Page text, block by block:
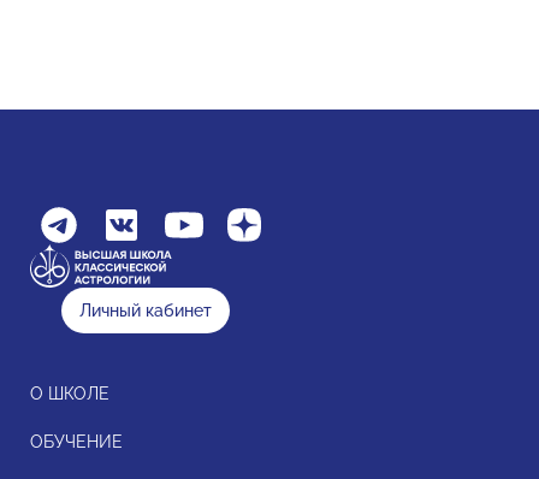
Личный кабинет
О ШКОЛЕ
ОБУЧЕНИЕ